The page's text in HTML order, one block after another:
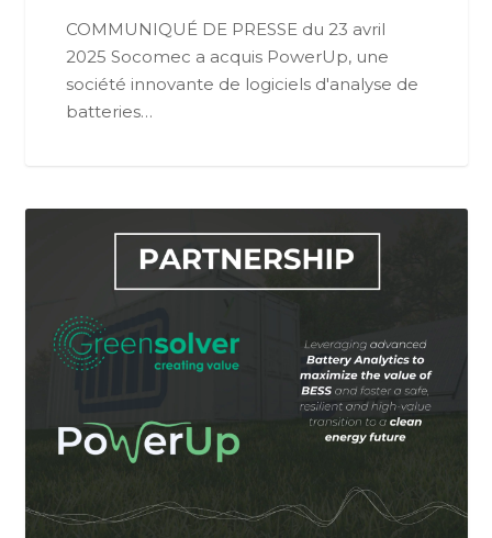
COMMUNIQUÉ DE PRESSE du 23 avril
2025 Socomec a acquis PowerUp, une
société innovante de logiciels d'analyse de
batteries…